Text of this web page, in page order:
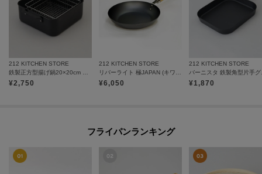
212 KITCHEN STORE
¥2,750
212 KITCHEN STORE
¥6,050
212 KITCHEN STORE
¥1,870
フライパンランキング